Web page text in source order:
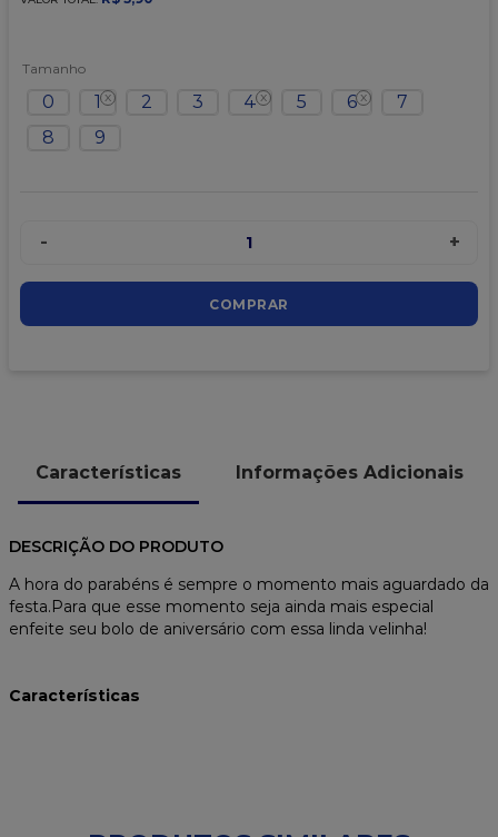
Tamanho
0 1 2 3 4 5 6
7
8
9
- 1 +
COMPRAR
Características Informações Adicionais
DESCRIÇÃO DO PRODUTO
A hora do parabéns é sempre o momento mais aguardado da
festa.Para que esse momento seja ainda mais especial
enfeite seu bolo de aniversário com essa linda velinha!
Características